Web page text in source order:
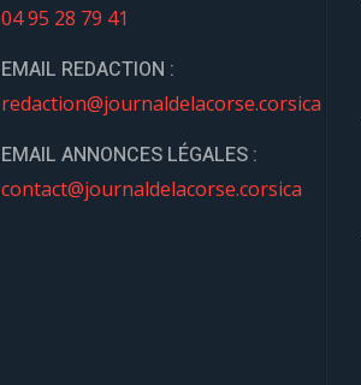
04 95 28 79 41
EMAIL REDACTION :
redaction@journaldelacorse.corsica
EMAIL ANNONCES LÉGALES :
contact@journaldelacorse.corsica